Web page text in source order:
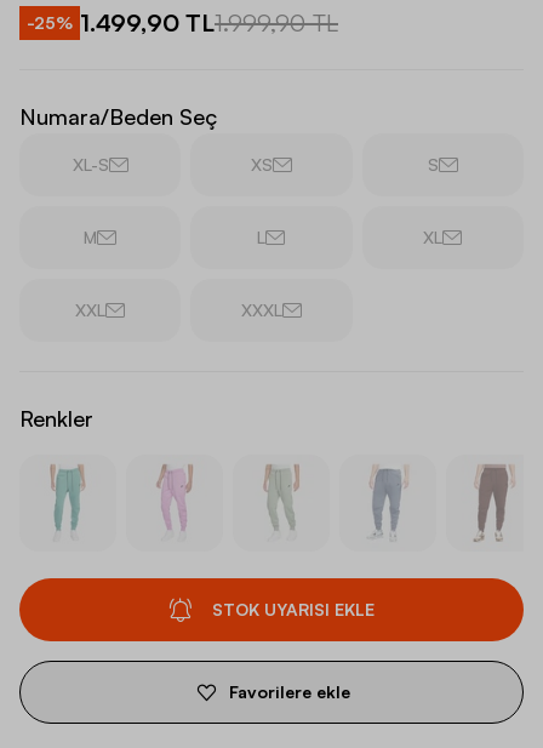
-25% 1.499,90 TL1.999,90 TL
Numara/Beden Seç
XL-S XS S
M L XL
XXL XXXL
Renkler
STOK UYARISI EKLE
Favorilere ekle